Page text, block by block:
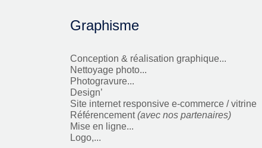
Graphisme
Conception & réalisation graphique...
Nettoyage photo...
Photogravure...
Design’
Site internet responsive e-commerce / vitrine
Référencement(avec nos partenaires)
Mise en ligne...
Logo,...